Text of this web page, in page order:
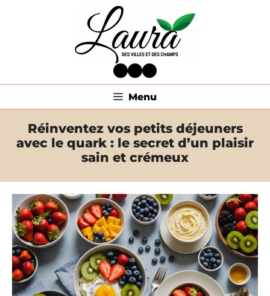
Facebook Twitter LinkedIn
Menu
Réinventez vos petits déjeuners
avec le quark : le secret d’un plaisir
sain et crémeux